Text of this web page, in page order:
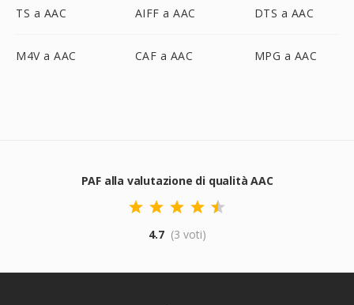
TS a AAC AIFF a AAC DTS a AAC
M4V a AAC CAF a AAC MPG a AAC
PAF alla valutazione di qualità AAC
4.7 (3 voti)